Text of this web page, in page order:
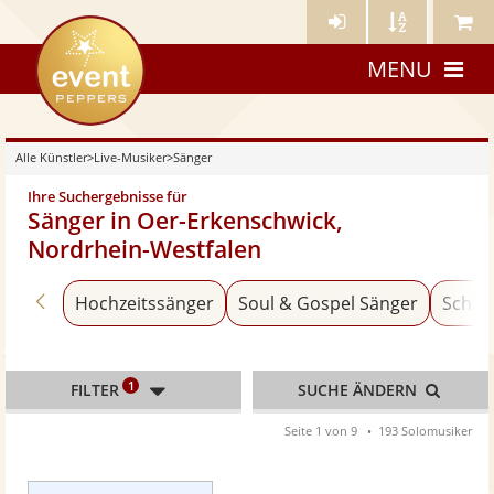
Künstler- Künstler Meine
eventpeppers
MENU
Alle Künstler>Live-Musiker>Sänger
Ihre Suchergebnisse für
Sänger in Oer-Erkenschwick,
Nordrhein-Westfalen
Zurück zu «Live-Musiker»
Hochzeitssänger Soul & Gospel Sänger
FILTER 1 SUCHE ÄNDERN
Seite 1 von 9 193 Solomusiker